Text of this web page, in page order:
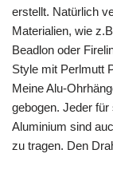
erstellt. Natürlich
Materialien, wie
Beadlon oder
Style mit Perlmutt
Meine Alu-
gebogen. Jeder
Aluminium sind
zu tragen. Den